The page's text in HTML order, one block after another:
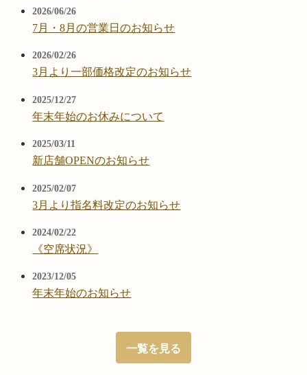
2026/06/26
7月・8月の営業日のお知らせ
2026/02/26
3月より一部価格改定のお知らせ
2025/12/27
年末年始のお休みについて
2025/03/11
新店舗OPENのお知らせ
2025/02/07
3月より指名料改定のお知らせ
2024/02/22
《空席状況》
2023/12/05
年末年始のお知らせ
一覧を見る